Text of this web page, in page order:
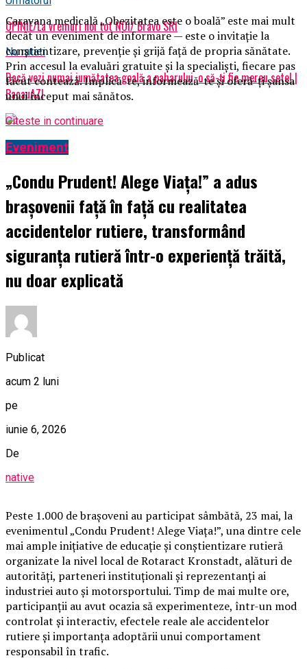
OPINIE/La vremuri noi tot NOI/ Bravo SRI
Nu ratati
Dacă vezi numai jumătatea goală a paharului, o să-ți fie mereu sete! |
BacauAZI
Caravana medicală „Obezitatea este o boală” este mai mult
decât un eveniment de informare — este o invitație la
conștientizare, prevenție și grijă față de propria sănătate.
Prin accesul la evaluări gratuite și la specialiști, fiecare pas
făcut contează. Implică-te, informează-te și oferă-ți șansa
unui început mai sănătos.
Citeste in continuare
Eveniment
„Condu Prudent! Alege Viața!” a adus
brașovenii față în față cu realitatea
accidentelor rutiere, transformând
siguranța rutieră într-o experiență trăită,
nu doar explicată
Publicat
acum 2 luni
pe
iunie 6, 2026
De
native
Peste 1.000 de brașoveni au participat sâmbătă, 23 mai, la
evenimentul „Condu Prudent! Alege Viața!”, una dintre cele
mai ample inițiative de educație și conștientizare rutieră
organizate la nivel local de Rotaract Kronstadt, alături de
autorități, parteneri instituționali și reprezentanți ai
industriei auto și motorsportului. Timp de mai multe ore,
participanții au avut ocazia să experimenteze, într-un mod
controlat și interactiv, efectele reale ale accidentelor
rutiere și importanța adoptării unui comportament
responsabil în trafic.